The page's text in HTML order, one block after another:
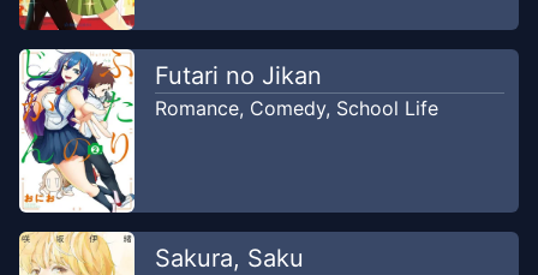
Futari no Jikan
Romance, Comedy, School Life
Sakura, Saku